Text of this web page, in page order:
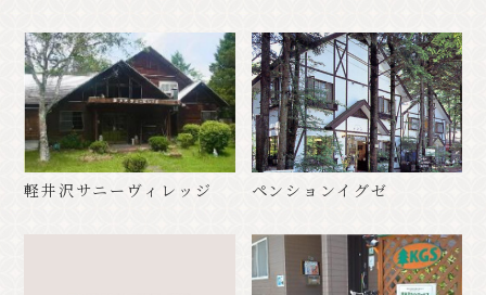
軽井沢サニーヴィレッジ ペンションイグゼ